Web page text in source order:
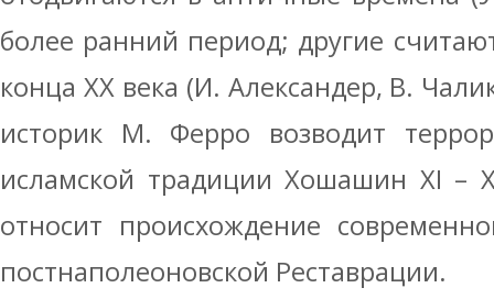
более ранний период; другие
конца XX века (И. Александер, В.
историк М. Ферро возводит
исламской традиции Хошашин XI –
относит происхождение
постнаполеоновской Реставрации.